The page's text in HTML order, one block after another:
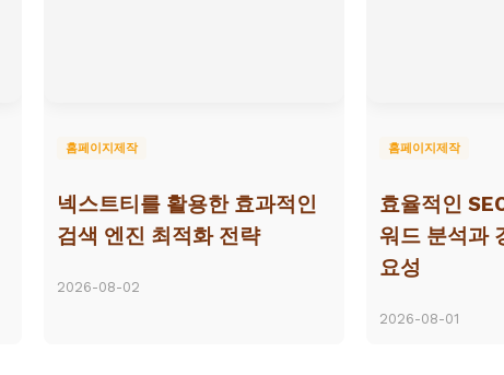
홈페이지제작
넥스트티를 활용한 효과적인
검색 엔진 최적화 전략
2026-08-02
홈페이지제작
효율적인
워드 분석과
요성
2026-08-01